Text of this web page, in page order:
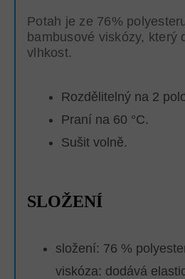
Potah je ze 76%
bambusové viskózy, který
vlhkost.
Rozdělitelný na 2
Praní na 60 °C.
Sušit volně.
SLOŽENÍ
složení: 76 %
viskóza: dodává